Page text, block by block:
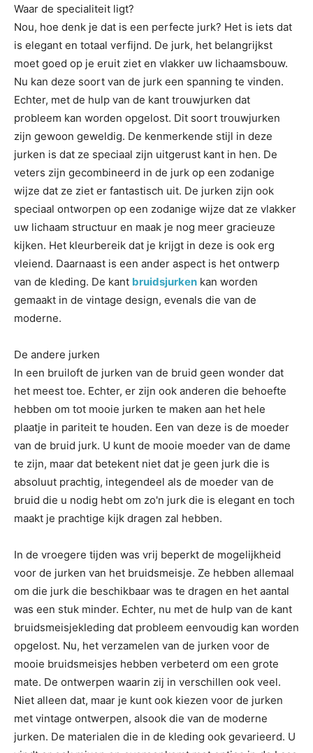
Waar de specialiteit ligt?
Nou, hoe denk je dat is een perfecte jurk? Het is iets dat
is elegant en totaal verfijnd. De jurk, het belangrijkst
moet goed op je eruit ziet en vlakker uw lichaamsbouw.
Nu kan deze soort van de jurk een spanning te vinden.
Echter, met de hulp van de kant trouwjurken dat
probleem kan worden opgelost. Dit soort trouwjurken
zijn gewoon geweldig. De kenmerkende stijl in deze
jurken is dat ze speciaal zijn uitgerust kant in hen. De
veters zijn gecombineerd in de jurk op een zodanige
wijze dat ze ziet er fantastisch uit. De jurken zijn ook
speciaal ontworpen op een zodanige wijze dat ze vlakker
uw lichaam structuur en maak je nog meer gracieuze
kijken. Het kleurbereik dat je krijgt in deze is ook erg
vleiend. Daarnaast is een ander aspect is het ontwerp
van de kleding. De kant bruidsjurken kan worden
gemaakt in de vintage design, evenals die van de
moderne.
De andere jurken
In een bruiloft de jurken van de bruid geen wonder dat
het meest toe. Echter, er zijn ook anderen die behoefte
hebben om tot mooie jurken te maken aan het hele
plaatje in pariteit te houden. Een van deze is de moeder
van de bruid jurk. U kunt de mooie moeder van de dame
te zijn, maar dat betekent niet dat je geen jurk die is
absoluut prachtig, integendeel als de moeder van de
bruid die u nodig hebt om zo'n jurk die is elegant en toch
maakt je prachtige kijk dragen zal hebben.
In de vroegere tijden was vrij beperkt de mogelijkheid
voor de jurken van het bruidsmeisje. Ze hebben allemaal
om die jurk die beschikbaar was te dragen en het aantal
was een stuk minder. Echter, nu met de hulp van de kant
bruidsmeisjekleding dat probleem eenvoudig kan worden
opgelost. Nu, het verzamelen van de jurken voor de
mooie bruidsmeisjes hebben verbeterd om een ​​grote
mate. De ontwerpen waarin zij in verschillen ook veel.
Niet alleen dat, maar je kunt ook kiezen voor de jurken
met vintage ontwerpen, alsook die van de moderne
jurken. De materialen die in de kleding ook gevarieerd. U